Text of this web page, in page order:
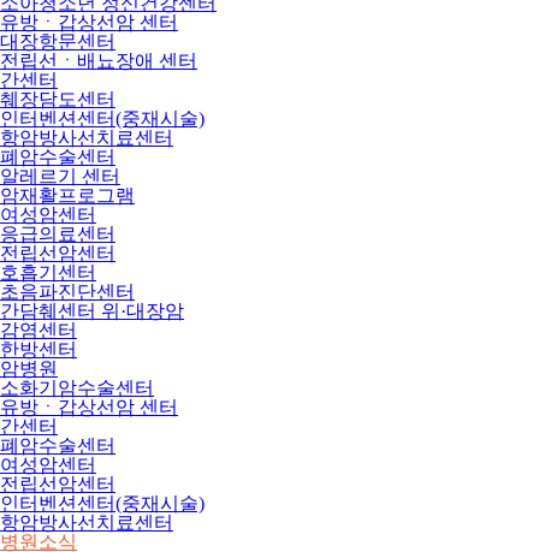
유방ㆍ갑상선암 센터
대장항문센터
전립선ㆍ배뇨장애 센터
간센터
췌장담도센터
인터벤션센터(중재시술)
항암방사선치료센터
폐암수술센터
알레르기 센터
암재활프로그램
여성암센터
응급의료센터
전립선암센터
호흡기센터
초음파진단센터
간담췌센터 위·대장암
감염센터
한방센터
암병원
소화기암수술센터
유방ㆍ갑상선암 센터
간센터
폐암수술센터
여성암센터
전립선암센터
인터벤션센터(중재시술)
항암방사선치료센터
병원소식